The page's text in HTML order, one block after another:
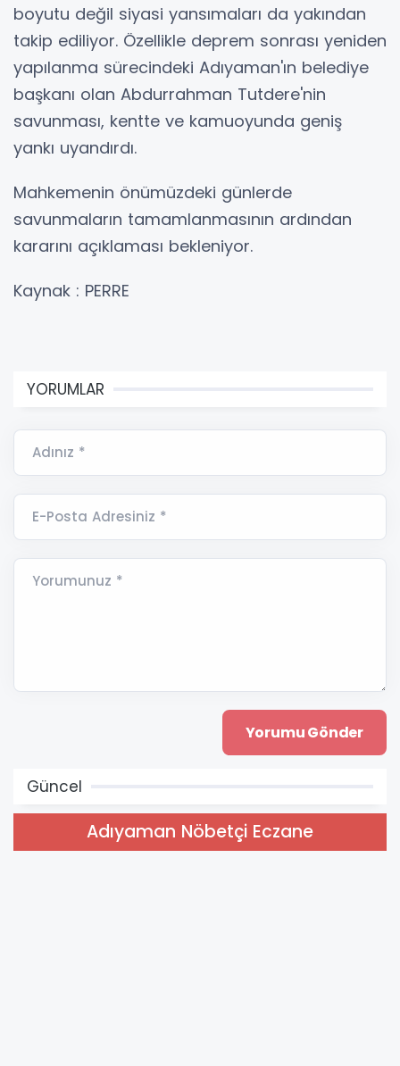
boyutu değil siyasi yansımaları da yakından
takip ediliyor. Özellikle deprem sonrası yeniden
yapılanma sürecindeki Adıyaman'ın belediye
başkanı olan Abdurrahman Tutdere'nin
savunması, kentte ve kamuoyunda geniş
yankı uyandırdı.
Mahkemenin önümüzdeki günlerde
savunmaların tamamlanmasının ardından
kararını açıklaması bekleniyor.
Kaynak : PERRE
YORUMLAR
Adınız *
E-Posta Adresiniz *
Yorumunuz *
Güncel
Adıyaman Nöbetçi Eczane